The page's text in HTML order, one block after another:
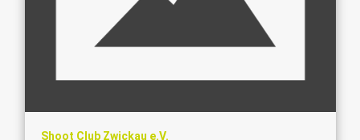
Shoot Club Zwickau e.V.